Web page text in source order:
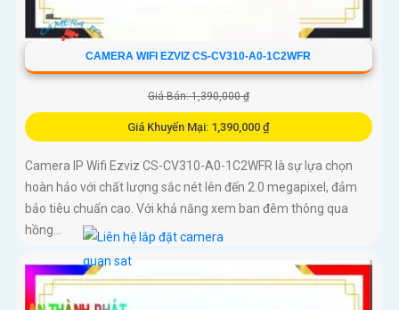
CAMERA WIFI EZVIZ CS-CV310-A0-1C2WFR
Giá Bán: 1,390,000 ₫
Giá Khuyến Mại: 1,390,000 ₫
Camera IP Wifi Ezviz CS-CV310-A0-1C2WFR là sự lựa chọn
hoàn hảo với chất lượng sắc nét lên đến 2.0 megapixel, đảm
bảo tiêu chuẩn cao. Với khả năng xem ban đêm thông qua
hồng...